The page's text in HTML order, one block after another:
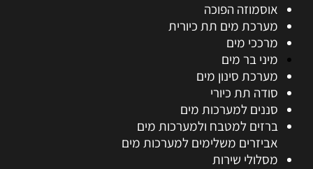
אוסמוזה הפוכה
מערכת מים תת כיורית
מרככי מים
מיני בר מים
מערכת סינון מים
סודה תת כיורי
סננים למערכות מים
ברזים למטבח ולמערכות מים
אביזרים משלימים למערכות מים
מסלולי שירות